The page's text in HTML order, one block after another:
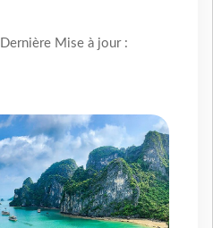
Mise à jour :